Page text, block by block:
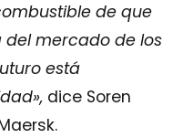
de que
mercado de los
está
dice Soren